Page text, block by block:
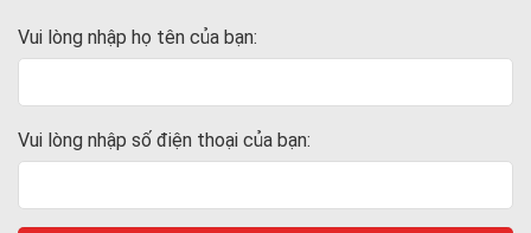
Vui lòng nhập họ tên của bạn:
Vui lòng nhập số điện thoại của bạn: